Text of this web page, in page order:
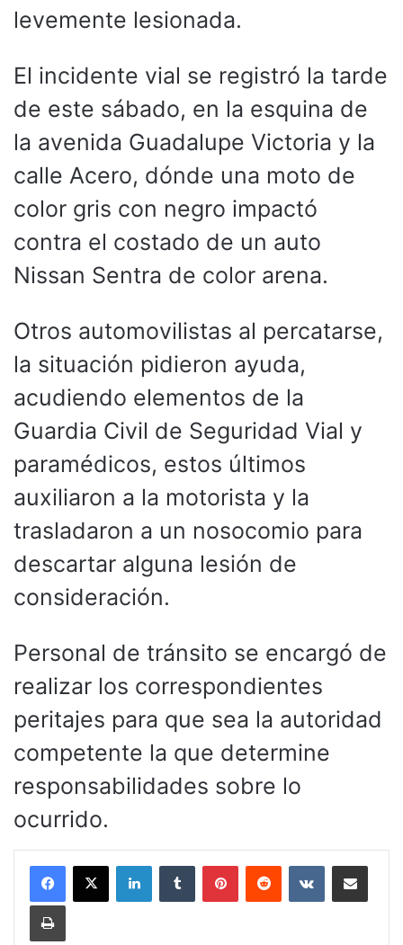
levemente lesionada.
El incidente vial se registró la tarde
de este sábado, en la esquina de
la avenida Guadalupe Victoria y la
calle Acero, dónde una moto de
color gris con negro impactó
contra el costado de un auto
Nissan Sentra de color arena.
Otros automovilistas al percatarse,
la situación pidieron ayuda,
acudiendo elementos de la
Guardia Civil de Seguridad Vial y
paramédicos, estos últimos
auxiliaron a la motorista y la
trasladaron a un nosocomio para
descartar alguna lesión de
consideración.
Personal de tránsito se encargó de
realizar los correspondientes
peritajes para que sea la autoridad
competente la que determine
responsabilidades sobre lo
ocurrido.
LinkedInTumblr PinterestReddit VKontakteCompartir por
Imprimir